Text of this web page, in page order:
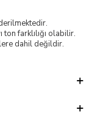
farklılığı olabilir.
dahil değildir.